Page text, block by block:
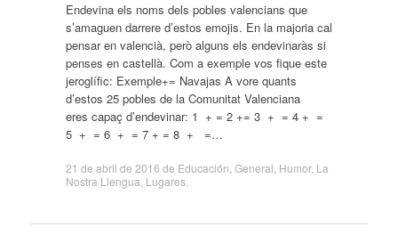
Endevina els noms dels pobles valencians que
s’amaguen darrere d’estos emojis. En la majoria cal
pensar en valencià, però alguns els endevinaràs si
penses en castellà. Com a exemple vos fique este
jeroglífic: Exemple+= Navajas A vore quants
d’estos 25 pobles de la Comunitat Valenciana
eres capaç d’endevinar: 1 + = 2 += 3 + = 4 + =
5 + = 6 + = 7 + = 8 + =…
21 de abril de 2016 de Educación General Humor, La
Nostra Llengua Lugares.